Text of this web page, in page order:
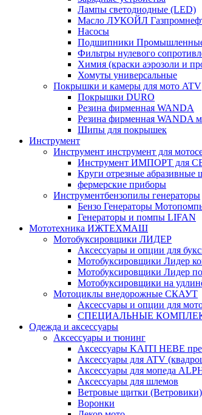
Лампы светодиодные (LED)
Масло ЛУКОЙЛ
Насосы
Подшипники
Фильтры нулевого
Химия (краски аэрозоли и
Хомуты универсальные
Покрышки и камеры для мото ATV
Покрышки DURO
Резина фирменная WANDA
Резина фирменная WANDA
Шипы для покрышек
Инструмент
Инструмент инструмент для
Инструмент ИМПОРТ для
Круги отрезные абразивные
фермерские приборы
Инструментбензопилы генераторы
Бензо Генераторы
Генераторы и помпы LIFAN
Мототехника ИЖТЕХМАШ
Мотобуксировщики ЛИДЕР
Аксессуары и опции для
Мотобуксировщики Лидер
Мотобуксировщики Лидер
Мотобуксировщики на
Мотоциклы внедорожные СКАУТ
Аксессуары и опции для
СПЕЦИАЛЬНЫЕ
Одежда и аксессуары
Аксессуары и тюнинг
Аксессуары KAITI HEBE
Аксессуары для ATV
Аксессуары для мопеда
Аксессуары для шлемов
Ветровые щитки (Ветровики)
Воронки